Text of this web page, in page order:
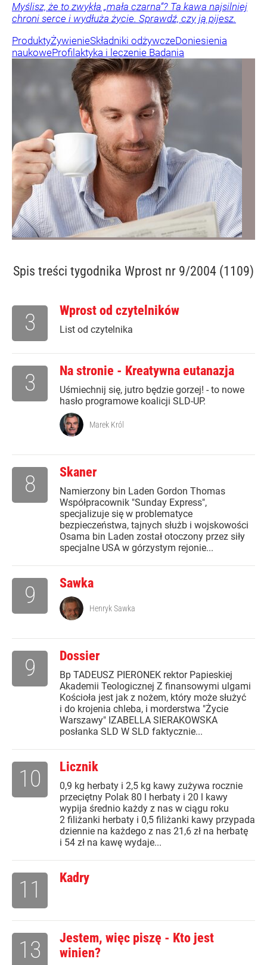
Myślisz, że to zwykła „mała czarna”? Ta kawa najsilniej
chroni serce i wydłuża życie. Sprawdź, czy ją pijesz.
ProduktyŻywienieSkładniki odżywczeDoniesienia
naukoweProfilaktyka i leczenie Badania
Spis treści tygodnika Wprost nr 9/2004 (1109)
Wprost od czytelników
List od czytelnika
3
Na stronie - Kreatywna eutanazja
Uśmiechnij się, jutro będzie gorzej! - to nowe
hasło programowe koalicji SLD-UP.
3
Marek Król
Skaner
Namierzony bin Laden Gordon Thomas
Współpracownik "Sunday Express",
specjalizuje się w problematyce
bezpieczeństwa, tajnych służb i wojskowości
Osama bin Laden został otoczony przez siły
specjalne USA w górzystym rejonie...
8
Sawka
9 Henryk Sawka
Dossier
Bp TADEUSZ PIERONEK rektor Papieskiej
Akademii Teologicznej Z finansowymi ulgami
Kościoła jest jak z nożem, który może służyć
i do krojenia chleba, i morderstwa "Życie
Warszawy" IZABELLA SIERAKOWSKA
posłanka SLD W SLD faktycznie...
9
Licznik
0,9 kg herbaty i 2,5 kg kawy zużywa rocznie
przeciętny Polak 80 l herbaty i 20 l kawy
wypija średnio każdy z nas w ciągu roku
2 filiżanki herbaty i 0,5 filiżanki kawy przypada
dziennie na każdego z nas 21,6 zł na herbatę
i 54 zł na kawę wydaje...
10
Kadry
11
Jestem, więc piszę - Kto jest
winien?
13